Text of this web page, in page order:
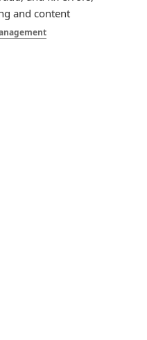
recenzí máme čekat
and content